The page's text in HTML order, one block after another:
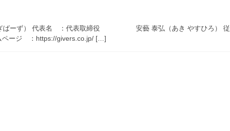
ぎばーず） 代表名 ：代表取締役 安藝 泰弘（あき やすひろ） 従
ページ ：https://givers.co.jp/ […]